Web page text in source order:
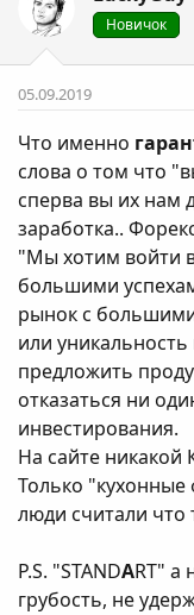
Новичок
05.09.2019
Что именно
слова о том что
сперва вы их нам
заработка..
"Мы хотим войти
большими
рынок с большими
или
предложить
отказаться ни
инвестирования.
На сайте
Только
люди считали
P.S. "STANDART" а
грубость, не